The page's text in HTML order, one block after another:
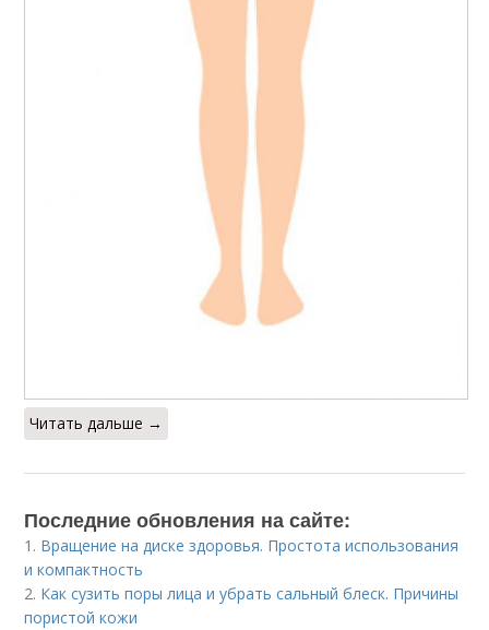
Читать дальше →
Последние обновления на сайте:
1. Вращение на диске здоровья. Простота использования
и компактность
2. Как сузить поры лица и убрать сальный блеск. Причины
пористой кожи